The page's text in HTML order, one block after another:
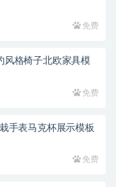
免费
风格椅子北欧家具模
免费
手表马克杯展示模板
免费